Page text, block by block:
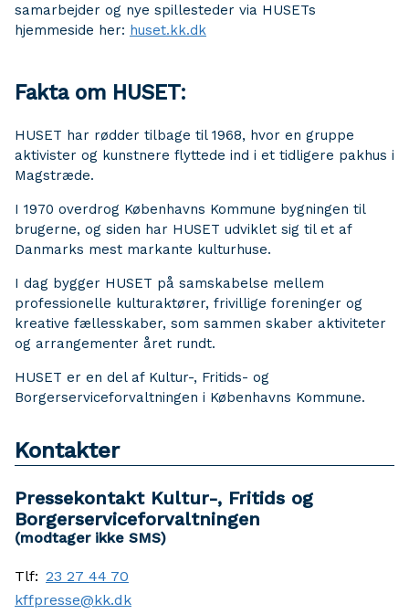
samarbejder og nye spillesteder via HUSETs
hjemmeside her: huset.kk.dk
Fakta om HUSET:
HUSET har rødder tilbage til 1968, hvor en gruppe
aktivister og kunstnere flyttede ind i et tidligere pakhus i
Magstræde.
I 1970 overdrog Københavns Kommune bygningen til
brugerne, og siden har HUSET udviklet sig til et af
Danmarks mest markante kulturhuse.
I dag bygger HUSET på samskabelse mellem
professionelle kulturaktører, frivillige foreninger og
kreative fællesskaber, som sammen skaber aktiviteter
og arrangementer året rundt.
HUSET er en del af Kultur-, Fritids- og
Borgerserviceforvaltningen i Københavns Kommune.
Kontakter
Pressekontakt Kultur-, Fritids og
Borgerserviceforvaltningen
(modtager ikke SMS)
Tlf: 23 27 44 70
kffpresse@kk.dk